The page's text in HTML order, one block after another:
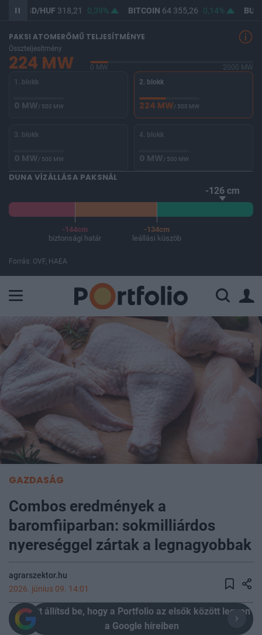
HUF318,21 0,39% BITCOIN64 355,26 0,14% BUX 147
PAKSI ATOMERŐMŰ TELJESÍTMÉNYE
Összteljesítmény
224 MW 0 MW
2000 MW
1. blokk
0 MW/ 500 MW
2. blokk
224 MW/ 500 MW
3. blokk
0 MW/ 500 MW
4. blokk
0 MW/ 500 MW
DUNA VÍZÁLLÁSA PAKSNÁL
-126 cm
-144cm
biztonsági határ
-134cm
leállási küszöb
Forrás: OVF, HAEA
GAZDASÁG
Combos eredmények a
baromfiiparban: sokmilliárdos
nyereséggel zártak a legnagyobbak
agrarszektor.hu
2026. június 09. 14:01
Itt állítsd be, hogy a Portfolio az elsők között legyen
a Google híreiben